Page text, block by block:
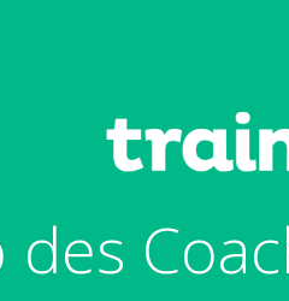
des